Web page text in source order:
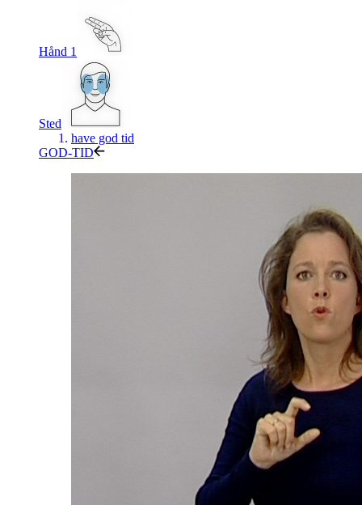
Hånd 1
Sted
have god tid
GOD-TID